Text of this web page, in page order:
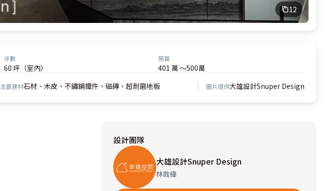
12
坪數
60 坪（室內）
預算
401 萬 ～500萬
主要建材石材、木皮、不鏽鋼鐵件、磁磚、超耐磨地板 圖片提供大雄設計Snuper Design
設計團隊
大雄設計Snuper Design
林政緯